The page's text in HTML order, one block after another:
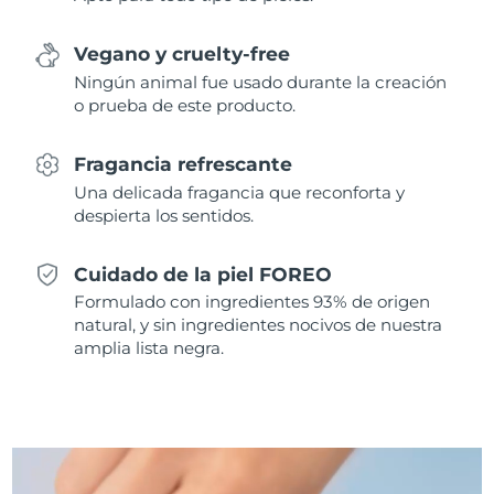
Vegano y cruelty-free
Ningún animal fue usado durante la creación
o prueba de este producto.
Fragancia refrescante
Una delicada fragancia que reconforta y
despierta los sentidos.
Cuidado de la piel FOREO
Formulado con ingredientes 93% de origen
natural, y sin ingredientes nocivos de nuestra
amplia lista negra.
Eslovaquia
Eslovenia
Sudáfrica Entrega prevista
Corea del Sur
España Entrega prevista
Suecia Entrega prevista8/10/26
Tailandia Entrega prevista